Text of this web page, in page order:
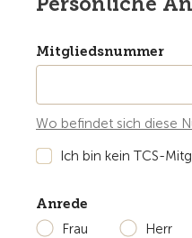
Mitgliedsnummer
Wo befindet sich diese
Ich bin kein TCS-
Anrede
Frau
Herr